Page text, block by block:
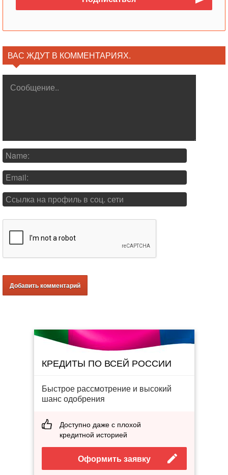
ВАС ЖДУТ В КОММЕНТАРИЯХ.
КРЕДИТЫ ПО ВСЕЙ РОССИИ
Быстрое рассмотрение и высокий
шанс одобрения
Доступно даже с плохой
кредитной историей
Оформить заявку